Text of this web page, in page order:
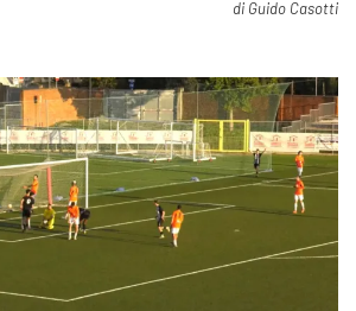
di Guido Casotti